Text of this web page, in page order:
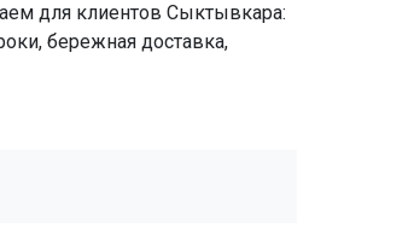
для клиентов Сыктывкара:
бережная доставка,